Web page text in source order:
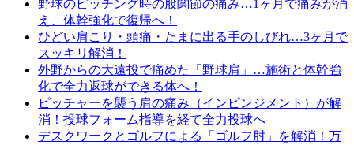
野球のピッチング時の股関節の痛み…1ヶ月で痛みが消
え、体幹強化で復帰へ！
ひどい肩こり・頭痛・たまに出る手のしびれ…3ヶ月で
スッキリ解消！
外野からの大遠投で痛めた「野球肩」…施術と体幹強
化で全力返球ができる体へ！
ピッチャーを襲う肩の痛み（インピンジメント）が解
消！投球フォーム指導を経て全力投球へ
デスクワークとゴルフによる「ゴルフ肘」を解消！万